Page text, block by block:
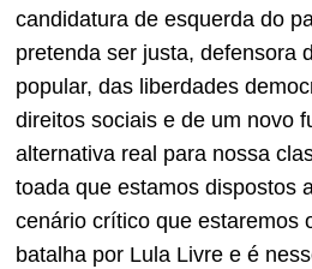
candidatura de esquerda do
pretenda ser justa, defensora
popular, das liberdades
direitos sociais e de um novo
alternativa real para nossa
toada que estamos dispostos
cenário crítico que estaremos
batalha por Lula Livre e é